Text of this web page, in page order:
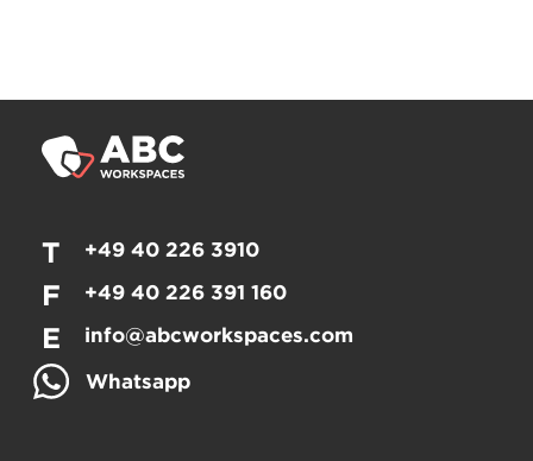
T +49 40 226 3910
F +49 40 226 391 160
E
info@abcworkspaces.com
Whatsapp